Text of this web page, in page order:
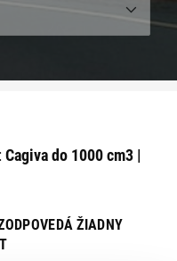
Cagiva do 1000 cm3 |
ŽIADNY